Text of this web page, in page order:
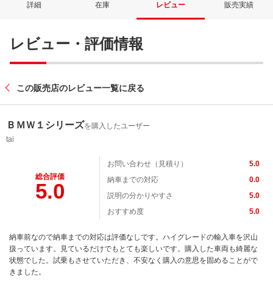
詳細 在庫 レビュー 販売実績
レビュー・評価情報
この販売店のレビュー一覧に戻る
ＢＭＷ１シリーズを購入したユーザー
tai
総合評価
5.0
お問い合わせ（見積り）
5.0
納車までの対応
0.0
説明の分かりやすさ
5.0
おすすめ度
5.0
納車前なので納車までの対応は評価なしです。ハイグレードの輸入車を沢山
扱っています。見ているだけでもとても楽しいです。購入した車両も綺麗な
状態でした。試乗もさせていただき、不安なく購入の意思を固めることがで
きました。